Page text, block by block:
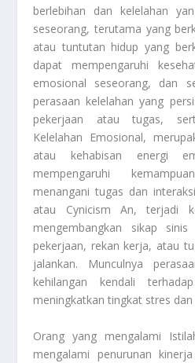
berlebihan dan kelelahan
seseorang, terutama yang
atau tuntutan hidup yang
dapat mempengaruhi
emosional seseorang, dan
perasaan kelelahan yang
pekerjaan atau tugas,
Kelelahan Emosional,
atau kehabisan energi
mempengaruhi
menangani tugas dan
atau Cynicism An, terjadi
mengembangkan sikap
pekerjaan, rekan kerja, atau
jalankan. Munculnya
kehilangan kendali
meningkatkan tingkat stres dan
Orang yang mengalami
mengalami penurunan